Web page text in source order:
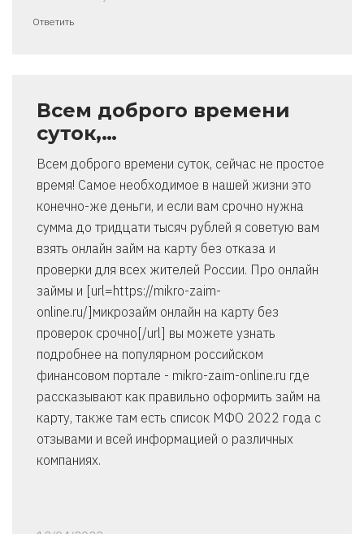
Ответить
Всем доброго времени
суток,…
Всем доброго времени суток, сейчас не простое
время! Самое необходимое в нашей жизни это
конечно-же деньги, и если вам срочно нужна
сумма до тридцати тысяч рублей я советую вам
взять онлайн займ на карту без отказа и
проверки для всех жителей России. Про онлайн
займы и [url=https://mikro-zaim-
online.ru/]микрозайм онлайн на карту без
проверок срочно[/url] вы можете узнать
подробнее на популярном российском
финансовом портале - mikro-zaim-online.ru где
рассказывают как правильно оформить займ на
карту, также там есть список МФО 2022 года с
отзывами и всей информацией о различных
компаниях.